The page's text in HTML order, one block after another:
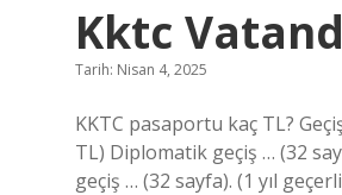
Kktc
Tarih: Nisan 4, 2025
KKTC pasaportu kaç TL?
TL) Diplomatik geçiş … (32
geçiş … (32 sayfa). (1 yıl